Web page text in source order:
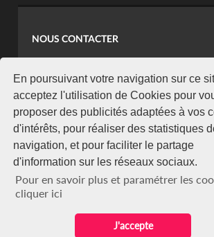
En poursuivant votre navigation sur ce
acceptez l'utilisation de Cookies pour
proposer des publicités adaptées à vos
d'intérêts, pour réaliser des statistiques
navigation, et pour faciliter le partage
d'information sur les réseaux sociaux.
Pour en savoir plus et paramétrer les
cliquer ici
J'accepte
NOUS CONTACTER
koaci@yahoo.fr
+225 07 08 85 52 93
NEWSLETTER
Restez connecté via notre newsletter
S'abonner
Se désabonner